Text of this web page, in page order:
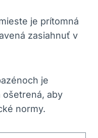
je prítomná
zasiahnuť v
je
ošetrená, aby
normy.